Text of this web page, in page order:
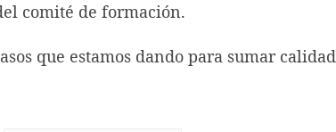
comité de formación.
que estamos dando para sumar